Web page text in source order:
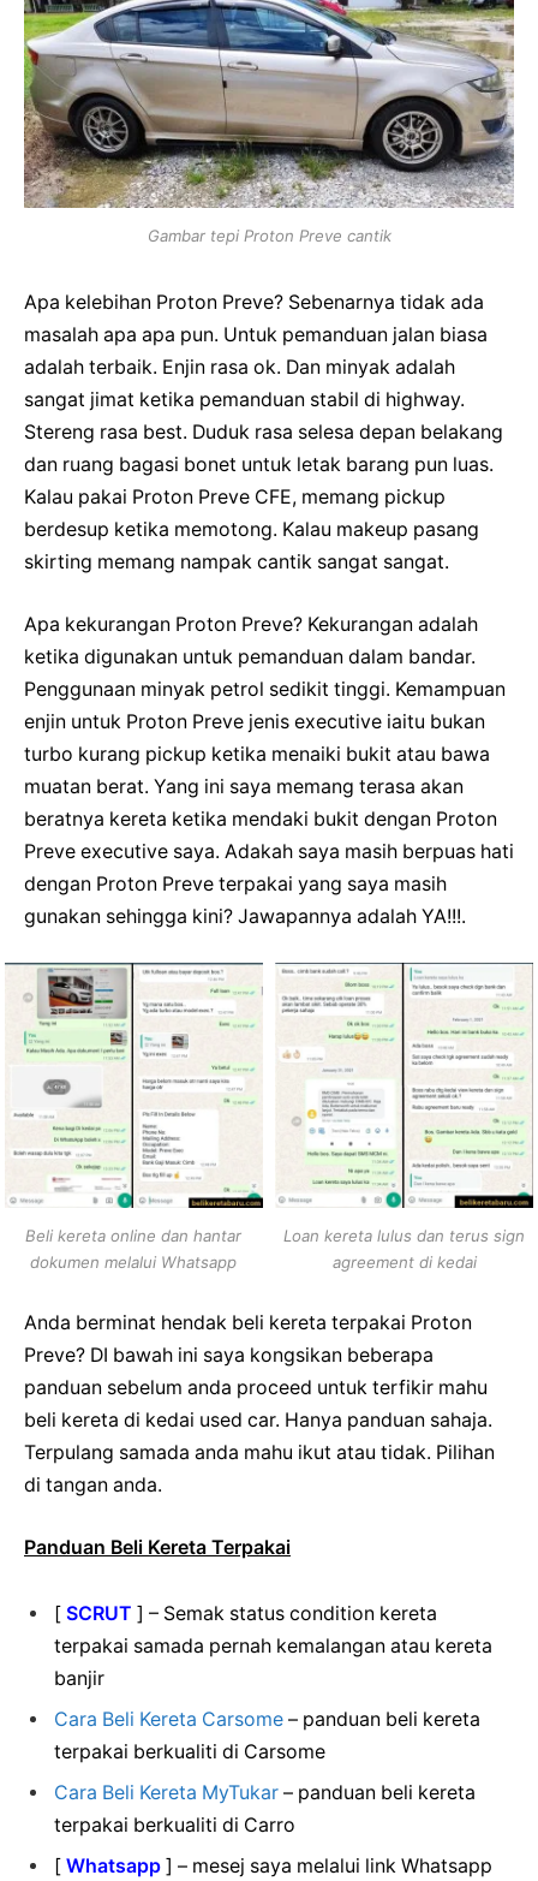
Gambar tepi Proton Preve cantik
Apa kelebihan Proton Preve? Sebenarnya tidak ada
masalah apa apa pun. Untuk pemanduan jalan biasa
adalah terbaik. Enjin rasa ok. Dan minyak adalah
sangat jimat ketika pemanduan stabil di highway.
Stereng rasa best. Duduk rasa selesa depan belakang
dan ruang bagasi bonet untuk letak barang pun luas.
Kalau pakai Proton Preve CFE, memang pickup
berdesup ketika memotong. Kalau makeup pasang
skirting memang nampak cantik sangat sangat.
Apa kekurangan Proton Preve? Kekurangan adalah
ketika digunakan untuk pemanduan dalam bandar.
Penggunaan minyak petrol sedikit tinggi. Kemampuan
enjin untuk Proton Preve jenis executive iaitu bukan
turbo kurang pickup ketika menaiki bukit atau bawa
muatan berat. Yang ini saya memang terasa akan
beratnya kereta ketika mendaki bukit dengan Proton
Preve executive saya. Adakah saya masih berpuas hati
dengan Proton Preve terpakai yang saya masih
gunakan sehingga kini? Jawapannya adalah YA!!!.
Beli kereta online dan hantar
dokumen melalui Whatsapp
Loan kereta lulus dan terus sign
agreement di kedai
Anda berminat hendak beli kereta terpakai Proton
Preve? DI bawah ini saya kongsikan beberapa
panduan sebelum anda proceed untuk terfikir mahu
beli kereta di kedai used car. Hanya panduan sahaja.
Terpulang samada anda mahu ikut atau tidak. Pilihan
di tangan anda.
Panduan Beli Kereta Terpakai
[ SCRUT ] – Semak status condition kereta
terpakai samada pernah kemalangan atau kereta
banjir
Cara Beli Kereta Carsome – panduan beli kereta
terpakai berkualiti di Carsome
Cara Beli Kereta MyTukar – panduan beli kereta
terpakai berkualiti di Carro
[ Whatsapp ] – mesej saya melalui link Whatsapp